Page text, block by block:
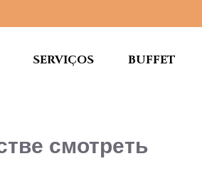
SERVIÇOS BUFFET
смотреть